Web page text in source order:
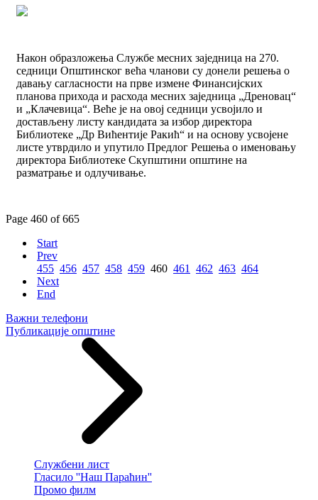
Након образложења Службе месних заједница на 270.
седници Општинског већа чланови су донели решења о
давању сагласности на прве измене Финансијских
планова прихода и расхода месних заједница „Дреновац“
и „Клачевица“. Веће је на овој седници усвојило и
достављену листу кандидата за избор директора
Библиотеке „Др Вићентије Ракић“ и на основу усвојене
листе утврдило и упутило Предлог Решења о именовању
директора Библиотеке Скупштини општине на
разматрање и одлучивање.
Page 460 of 665
Start
Prev
455 456 457 458 459 460 461 462 463 464
Next
End
Важни телефони
Публикације општине
Службени лист
Гласило ''Наш Параћин''
Промо филм